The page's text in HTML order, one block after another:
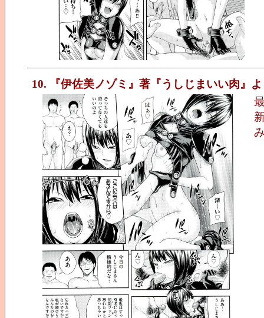
10. 『伊佐美ノゾミ』著『うしじまいい肉』